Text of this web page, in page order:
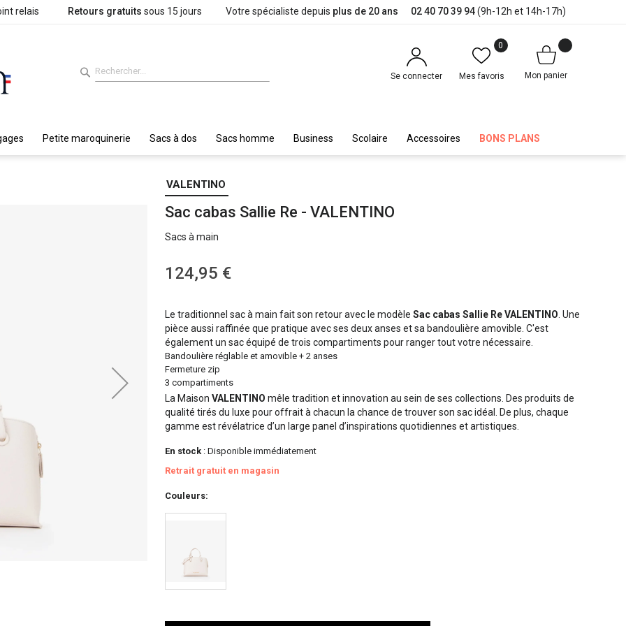
relais Retours gratuits sous 15 jours Votre spécialiste depuis plus de 20 ans 02 40 70 39 94(9h-12h et 14h-17h)
Se connecter
0
Mes favoris Mon panier
Petite maroquinerie Sacs à dos Sacs homme Business Scolaire Accessoires BONS PLANS
VALENTINO
Sac cabas Sallie Re - VALENTINO
Sacs à main
124,95 €
Le traditionnel sac à main fait son retour avec le modèleSac cabas Sallie Re VALENTINO. Une
pièce aussi raffinée que pratique avec ses deux anses et sa bandoulière amovible. C'est
également un sac équipé de trois compartiments pour ranger tout votre nécessaire.
Bandoulière réglable et amovible + 2 anses
Fermeture zip
3 compartiments
La MaisonVALENTINO mêle tradition et innovation au sein de ses collections. Des produits de
qualité tirés du luxe pour offrait à chacun la chance de trouver son sac idéal. De plus, chaque
gamme est révélatrice d’un large panel d’inspirations quotidiennes et artistiques.
En stock : Disponible immédiatement
Retrait gratuit en magasin
Couleurs